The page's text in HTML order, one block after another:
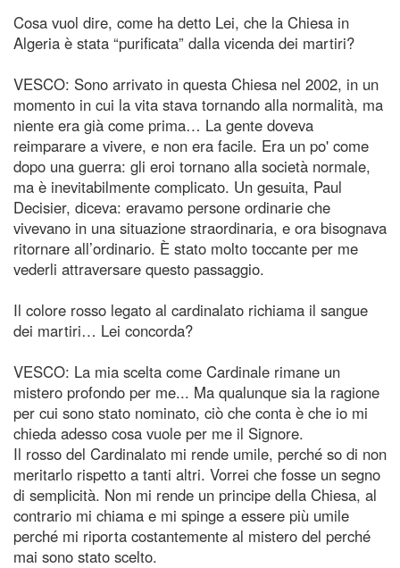
Cosa vuol dire, come ha detto Lei, che la Chiesa in
Algeria è stata “purificata” dalla vicenda dei martiri?
VESCO: Sono arrivato in questa Chiesa nel 2002, in un
momento in cui la vita stava tornando alla normalità, ma
niente era già come prima… La gente doveva
reimparare a vivere, e non era facile. Era un po' come
dopo una guerra: gli eroi tornano alla società normale,
ma è inevitabilmente complicato. Un gesuita, Paul
Decisier, diceva: eravamo persone ordinarie che
vivevano in una situazione straordinaria, e ora bisognava
ritornare all’ordinario. È stato molto toccante per me
vederli attraversare questo passaggio.
Il colore rosso legato al cardinalato richiama il sangue
dei martiri… Lei concorda?
VESCO: La mia scelta come Cardinale rimane un
mistero profondo per me... Ma qualunque sia la ragione
per cui sono stato nominato, ciò che conta è che io mi
chieda adesso cosa vuole per me il Signore.
Il rosso del Cardinalato mi rende umile, perché so di non
meritarlo rispetto a tanti altri. Vorrei che fosse un segno
di semplicità. Non mi rende un principe della Chiesa, al
contrario mi chiama e mi spinge a essere più umile
perché mi riporta costantemente al mistero del perché
mai sono stato scelto.